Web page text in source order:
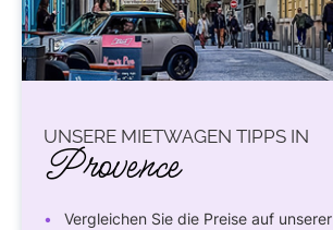
UNSERE MIETWAGEN TIPPS IN
Provence
Vergleichen Sie die Preise auf unserer